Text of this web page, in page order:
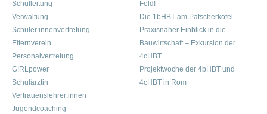
Schulleitung
Verwaltung
Schüler:innenvertretung
Elternverein
Personalvertretung
G!RLpower
Schulärztin
Vertrauenslehrer:innen
Jugendcoaching
Feld!
Die 1bHBT am Patscherkofel
Praxisnaher Einblick in die
Bauwirtschaft – Exkursion der
4cHBT
Projektwoche der 4bHBT und
4cHBT in Rom